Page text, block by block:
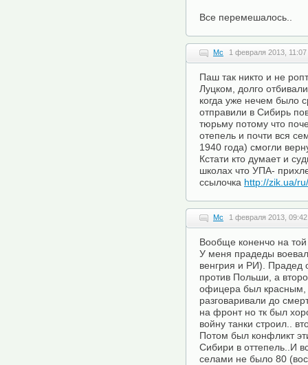
Все перемешалось..
Mc 1 февраля 2013, 11:07
Паш так никто и не
Луцком, долго
когда уже нечем было
отправили в Сибирь
тюрьму потому что
отепель и почти вся
1940 года) смогли
Кстати кто думает и
школах что УПА-
ссылочка http://zik.ua/
Mc 1 февраля 2013, 09:42
Вообще коненчо на
У меня прадеды
венгрия и РИ). Прадед
против Польши, а
офицера был красным,
разговаривали до
на фронт но тк был
войну танки строил..
Потом был конфликт
Сибири в оттепель..И
селами не было 80